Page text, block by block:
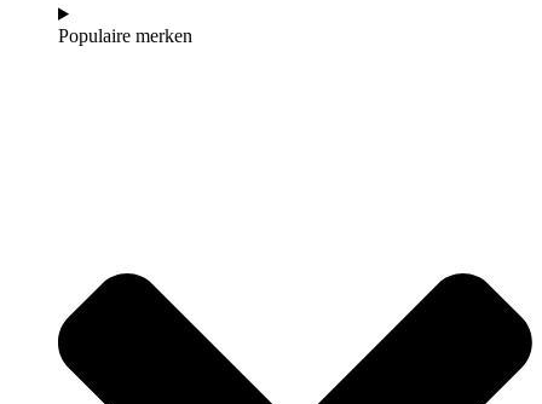
Populaire merken